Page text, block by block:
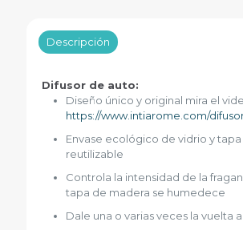
Descripción
Difusor de auto:
Diseño único y original mira el
https://www.intiarome.com/
Envase ecológico de vidrio y
reutilizable
Controla la intensidad de la
tapa de madera se humedece
Dale una o varias veces la vuelta